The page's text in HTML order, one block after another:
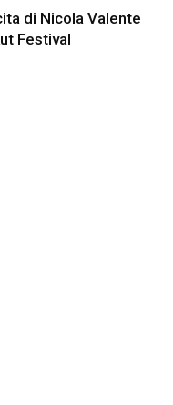
di Nicola Valente
Festival